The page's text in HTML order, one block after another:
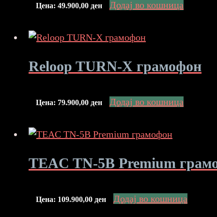
Цена: 49.900,00 ден Додај во кошница
Reloop TURN-X грамофон
Цена: 79.900,00 ден Додај во кошница
TEAC TN-5B Premium
Цена: 109.900,00 ден Додај во кошница